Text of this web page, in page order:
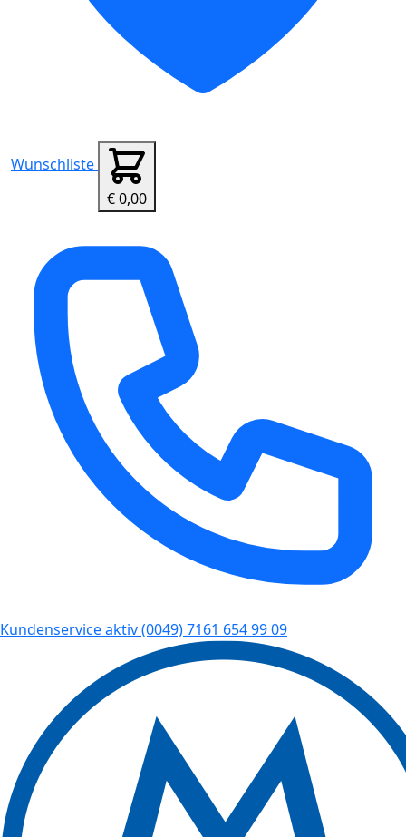
Wunschliste
€ 0,00
Kundenservice aktiv(0049) 7161 654 99 09